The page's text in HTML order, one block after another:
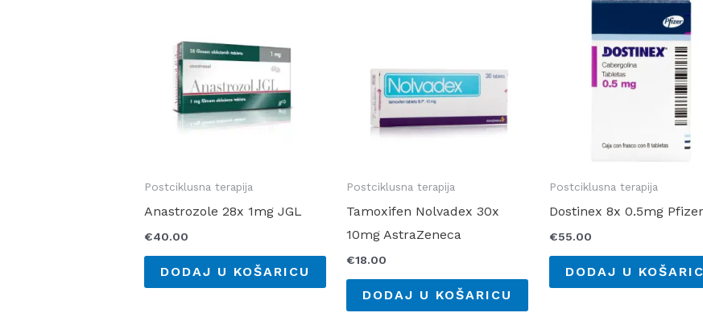
Postciklusna terapija
Anastrozole 28x 1mg JGL
€40.00
DODAJ U KOŠARICU
Postciklusna terapija
Tamoxifen Nolvadex 30x
10mg AstraZeneca
€18.00
DODAJ U KOŠARICU
Postciklusna terapija
Dostinex 8x 0.5mg Pfizer
€55.00
DODAJ U